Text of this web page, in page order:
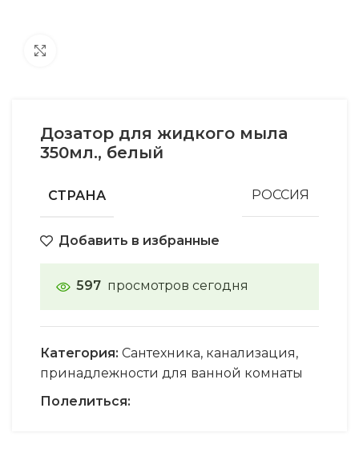
Дозатор для жидкого мыла
350мл., белый
СТРАНА РОССИЯ
Добавить в избранные
597 просмотров сегодня
Категория: Сантехника, канализация,
принадлежности для ванной комнаты
Полелиться: